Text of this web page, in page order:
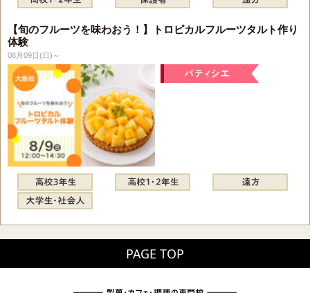
【旬のフルーツを味わおう！】トロピカルフルーツタルト作り
体験
08月09日(日)～
PAGE TOP